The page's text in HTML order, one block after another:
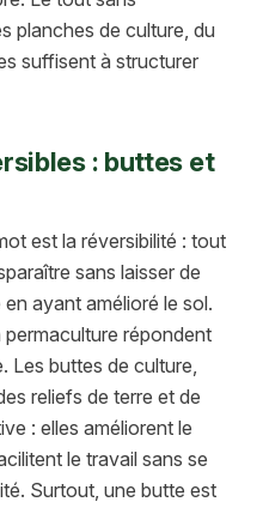
planches de culture, du
suffisent à structurer
: buttes et
est la réversibilité : tout
sans laisser de
ayant amélioré le sol.
répondent
Les buttes de culture,
reliefs de terre et de
: elles améliorent le
le travail sans se
Surtout, une butte est